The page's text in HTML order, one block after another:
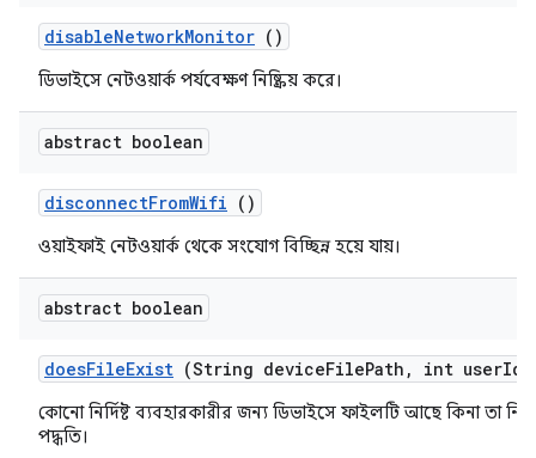
disableNetworkMonitor ()
ডিভাইসে নেটওয়ার্ক পর্যবেক্ষণ নিষ্ক্রিয় করে।
abstract boolean
disconnectFromWifi ()
ওয়াইফাই নেটওয়ার্ক থেকে সংযোগ বিচ্ছিন্ন হয়ে যায়।
abstract boolean
doesFileExist (String deviceFilePath , int userId)
কোনো নির্দিষ্ট ব্যবহারকারীর জন্য ডিভাইসে ফাইলটি আছে কিনা তা
পদ্ধতি।